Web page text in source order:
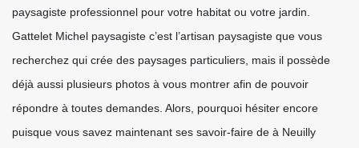
paysagiste professionnel pour votre habitat ou votre jardin.
Gattelet Michel paysagiste c’est l’artisan paysagiste que vous
recherchez qui crée des paysages particuliers, mais il possède
déjà aussi plusieurs photos à vous montrer afin de pouvoir
répondre à toutes demandes. Alors, pourquoi hésiter encore
puisque vous savez maintenant ses savoir-faire de à Neuilly